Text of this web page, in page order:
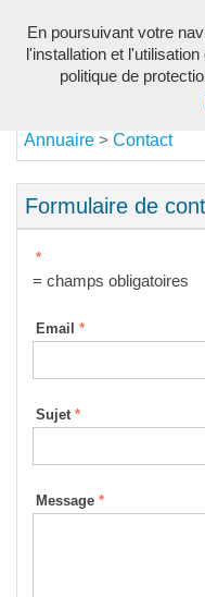
Annuaire > Contact
Formulaire de
*
= champs obligatoires
Email *
Sujet *
Message *
En poursuivant votre
l'installation et
politique de